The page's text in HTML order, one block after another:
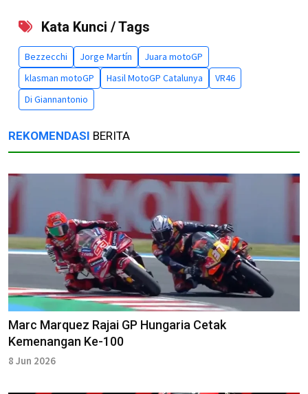
Kata Kunci / Tags
Bezzecchi Jorge Martín
Juara motoGP
klasman motoGP
Hasil MotoGP Catalunya
VR46
Di Giannantonio
REKOMENDASI BERITA
Marc Marquez Rajai GP Hungaria Cetak
Kemenangan Ke-100
8 Jun 2026